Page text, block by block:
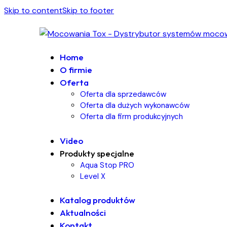
Skip to contentSkip to footer
Home
O firmie
Oferta
Oferta dla sprzedawców
Oferta dla dużych wykonawców
Oferta dla firm produkcyjnych
Video
Produkty specjalne
Aqua Stop PRO
Level X
Katalog produktów
Aktualności